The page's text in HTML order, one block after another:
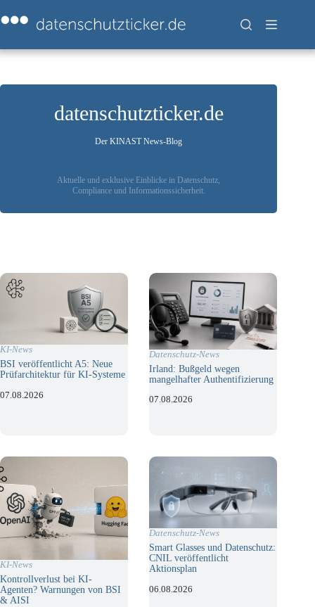
Inhalt
springen
datenschutzticker.de
Der KINAST News-Blog
Aktuelle und exklusive Einblicke in Datenschutz,
Compliance und Informationssicherheit.
KI-News
BSI veröffentlicht A5: Neue
Prüfarchitektur für KI-Systeme
07.08.2026
Datenschutz-News
Irland: Bußgeld wegen
mangelhafter Authentifizierung
07.08.2026
KI-News
Kontrollverlust bei KI-
Agenten? Warnungen von BSI
& AISI
Datenschutz-News
Smart Glasses und Datenschutz:
CNIL veröffentlicht
Aktionsplan
06.08.2026